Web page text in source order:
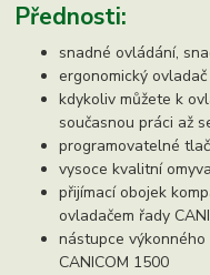
Přednosti:
snadné ovládání,
ergonomický
kdykoliv můžete k
současnou práci až
programovatelné
vysoce kvalitní
přijímací obojek
ovladačem řady
nástupce
CANICOM 1500